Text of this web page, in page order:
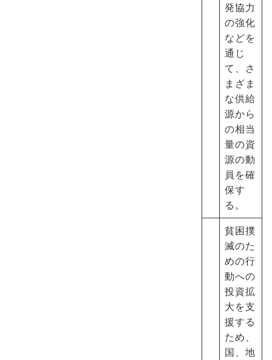
発協力
の強化
などを
通じ
て、さ
まざま
な供給
源から
の相当
量の資
源の動
員を確
保す
る。
貧困撲
滅のた
めの行
動への
投資拡
大を支
援する
ため、
国、地